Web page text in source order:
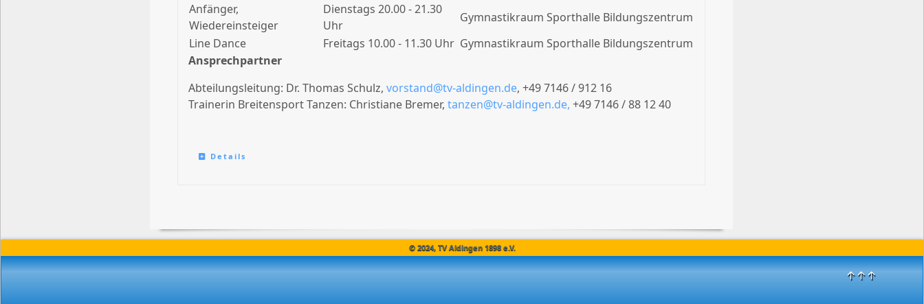
© 2024, TV Aldingen 1898 e.V.
↑↑↑
Anfänger,
Wiedereinsteiger
Dienstags 20.00 - 21.30
Uhr
Gymnastikraum Sporthalle Bildungszentrum
Line Dance
Freitags 10.00 - 11.30 Uhr Gymnastikraum Sporthalle Bildungszentrum
Ansprechpartner
Abteilungsleitung: Dr. Thomas Schulz,vorstand@tv-aldingen.de, +49 7146 / 912 16
Trainerin Breitensport Tanzen: Christiane Bremer,tanzen@tv-aldingen.de, +49 7146 / 88 12 40
Details